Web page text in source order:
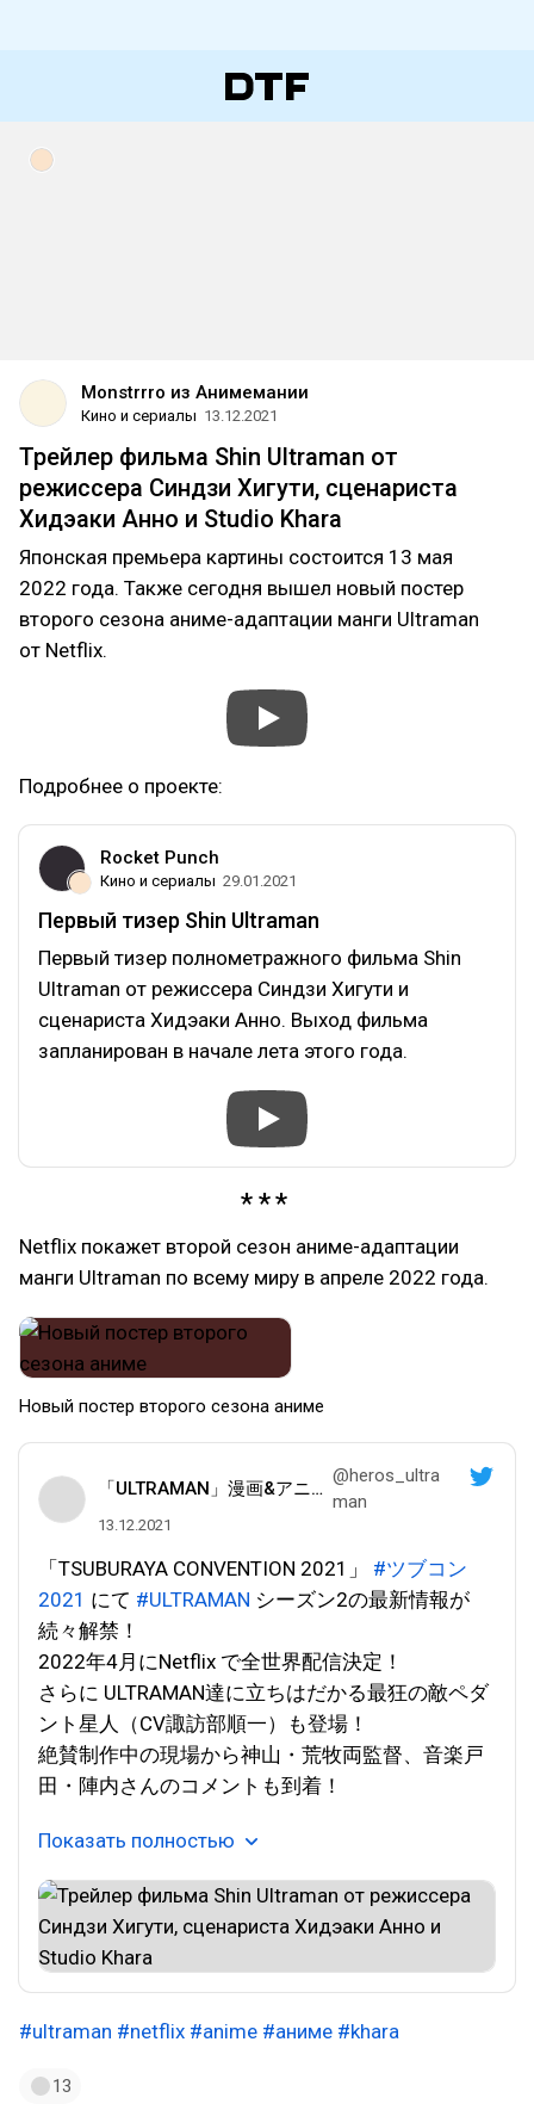
Monstrrro из Анимемании
Кино и сериалы 13.12.2021
Трейлер фильма Shin Ultraman от
режиссера Синдзи Хигути, сценариста
Хидэаки Анно и Studio Khara
Японская премьера картины состоится 13 мая
2022 года. Также сегодня вышел новый постер
второго сезона аниме-адаптации манги Ultraman
от Netflix.
Подробнее о проекте:
Rocket Punch
Кино и сериалы 29.01.2021
Первый тизер Shin Ultraman
Первый тизер полнометражного фильма Shin
Ultraman от режиссера Синдзи Хигути и
сценариста Хидэаки Анно. Выход фильма
запланирован в начале лета этого года.
Netflix покажет второй сезон аниме-адаптации
манги Ultraman по всему миру в апреле 2022 года.
Новый постер второго сезона аниме
「ULTRAMAN」漫画&アニメ公式
@heros_ultra
man
13.12.2021
「TSUBURAYA CONVENTION 2021」 #ツブコン
2021 にて #ULTRAMAN シーズン2の最新情報が
続々解禁！
2022年4月にNetflix で全世界配信決定！
さらに ULTRAMAN達に立ちはだかる最狂の敵ペダ
ント星人（CV諏訪部順一）も登場！
絶賛制作中の現場から神山・荒牧両監督、音楽戸
田・陣内さんのコメントも到着！
Показать полностью
#ultraman #netflix #anime #аниме #khara
13